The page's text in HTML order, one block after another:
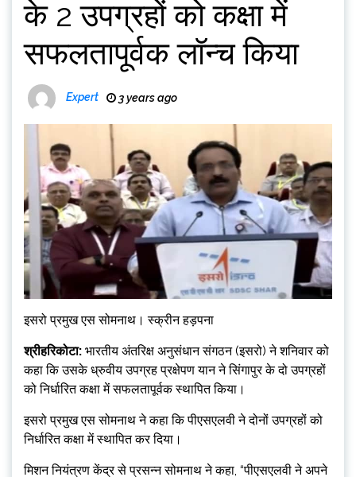
के 2 उपग्रहों को कक्षा में
सफलतापूर्वक लॉन्च किया
Expert 3 years ago
इसरो प्रमुख एस सोमनाथ। स्क्रीन हड़पना
श्रीहरिकोटा: भारतीय अंतरिक्ष अनुसंधान संगठन (इसरो) ने शनिवार को
कहा कि उसके ध्रुवीय उपग्रह प्रक्षेपण यान ने सिंगापुर के दो उपग्रहों
को निर्धारित कक्षा में सफलतापूर्वक स्थापित किया।
इसरो प्रमुख एस सोमनाथ ने कहा कि पीएसएलवी ने दोनों उपग्रहों को
निर्धारित कक्षा में स्थापित कर दिया।
मिशन नियंत्रण केंद्र से प्रसन्न सोमनाथ ने कहा, “पीएसएलवी ने अपने